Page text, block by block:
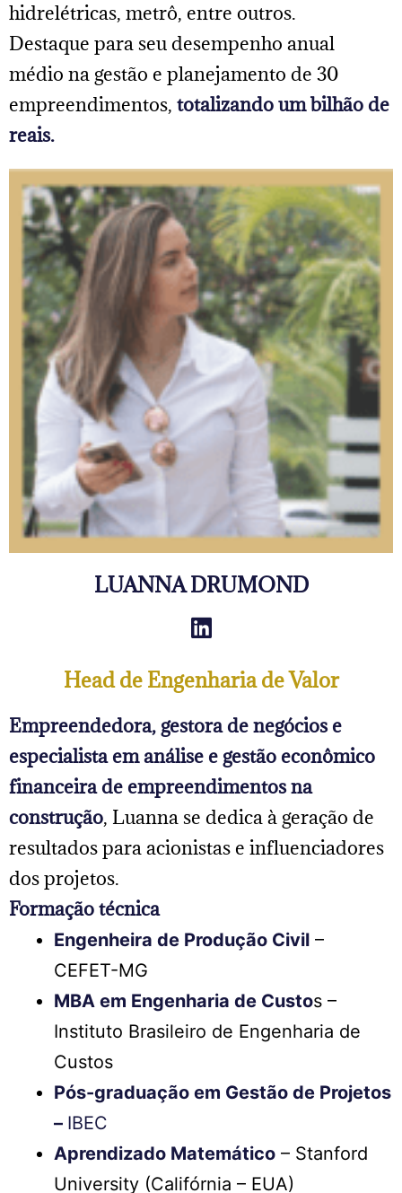
hidrelétricas, metrô, entre outros.
Destaque para seu desempenho anual
médio na gestão e planejamento de 30
empreendimentos, totalizando um bilhão de
reais.
LUANNA DRUMOND
Head de Engenharia de Valor
Empreendedora, gestora de negócios e
especialista em análise e gestão econômico
financeira de empreendimentos na
construção, Luanna se dedica à geração de
resultados para acionistas e influenciadores
dos projetos.
Formação técnica
Engenheira de Produção Civil –
CEFET-MG
MBA em Engenharia de Custos –
Instituto Brasileiro de Engenharia de
Custos
Pós-graduação em Gestão de Projetos
– IBEC
Aprendizado Matemático – Stanford
University (Califórnia – EUA)